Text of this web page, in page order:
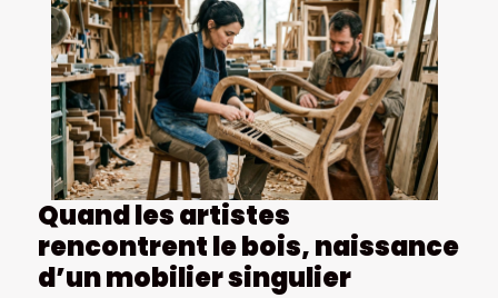
Quand les artistes
rencontrent le bois, naissance
d’un mobilier singulier